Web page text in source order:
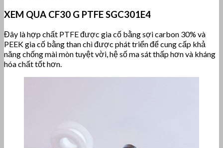
XEM QUA CF30 G PTFE SGC301E4
Đây là hợp chất PTFE được gia cố bằng sợi carbon 30% và
PEEK gia cố bằng than chì được phát triển để cung cấp khả
năng chống mài mòn tuyệt vời, hệ số ma sát thấp hơn và kháng
hóa chất tốt hơn.